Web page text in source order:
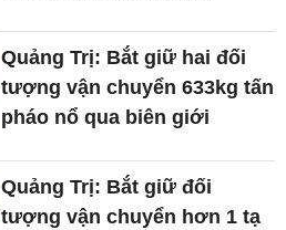
Quảng Trị: Bắt giữ hai đối
tượng vận chuyển 633kg tấn
pháo nổ qua biên giới
Quảng Trị: Bắt giữ đối
tượng vận chuyển hơn 1 tạ